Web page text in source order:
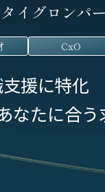
タイグロンパ
CxO
援に特化
なたに合